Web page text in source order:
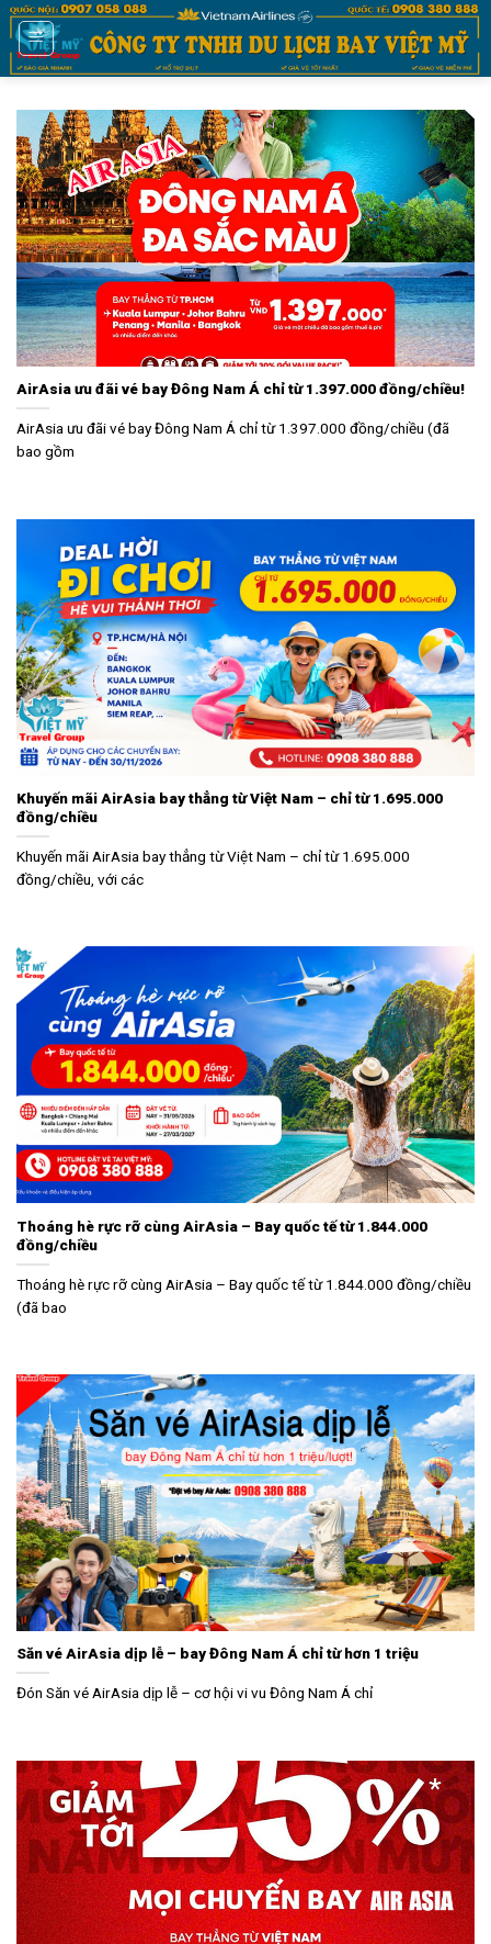
Bỏ
qua
nội
AirAsia ưu đãi vé bay Đông Nam Á chỉ từ 1.397.000 đồng/chiều!
AirAsia ưu đãi vé bay Đông Nam Á chỉ từ 1.397.000 đồng/chiều (đã
bao gồm
Khuyến mãi AirAsia bay thẳng từ Việt Nam – chỉ từ 1.695.000
đồng/chiều
Khuyến mãi AirAsia bay thẳng từ Việt Nam – chỉ từ 1.695.000
đồng/chiều, với các
Thoáng hè rực rỡ cùng AirAsia – Bay quốc tế từ 1.844.000
đồng/chiều
Thoáng hè rực rỡ cùng AirAsia – Bay quốc tế từ 1.844.000 đồng/chiều
(đã bao
Săn vé AirAsia dịp lễ – bay Đông Nam Á chỉ từ hơn 1 triệu
Đón Săn vé AirAsia dịp lễ – cơ hội vi vu Đông Nam Á chỉ